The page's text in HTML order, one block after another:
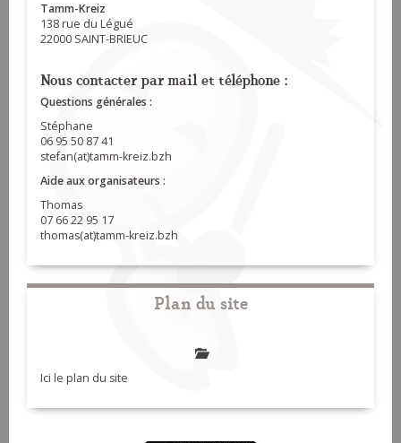
Tamm-Kreiz
138 rue du Légué
22000 SAINT-BRIEUC
Nous contacter par mail et téléphone :
Questions générales :
Stéphane
06 95 50 87 41
stefan(at)tamm-kreiz.bzh
Aide aux organisateurs :
Thomas
07 66 22 95 17
thomas(at)tamm-kreiz.bzh
Plan du site
Ici le plan du site